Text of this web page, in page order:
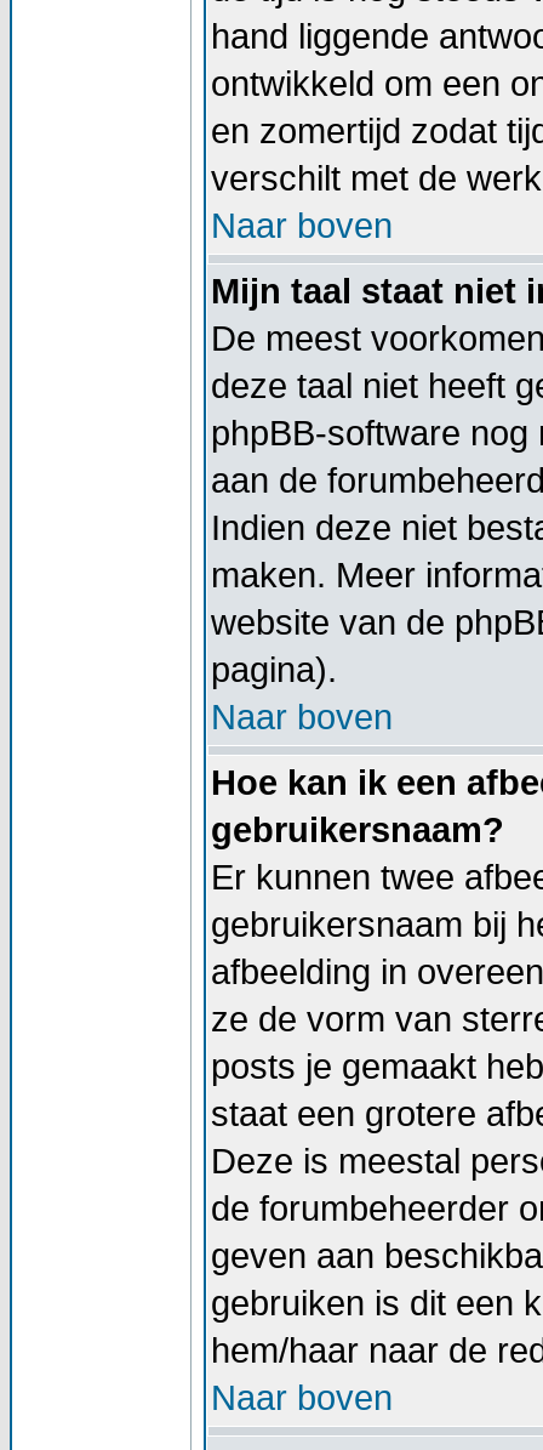
hand liggende
ontwikkeld om een
en zomertijd zodat
verschilt met de
Naar boven
Mijn taal staat niet
De meest
deze taal niet heeft
phpBB-software
aan de
Indien deze niet
maken. Meer
website van de
pagina).
Naar boven
Hoe kan ik een
gebruikersnaam?
Er kunnen twee
gebruikersnaam bij
afbeelding in
ze de vorm van
posts je gemaakt
staat een grotere
Deze is meestal
de forumbeheerder
geven aan
gebruiken is dit een
hem/haar naar de
Naar boven